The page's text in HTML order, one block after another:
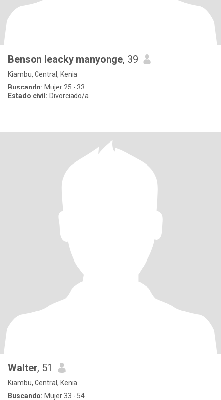
Benson leacky manyonge, 39
Kiambu, Central, Kenia
Buscando: Mujer 25 - 33
Estado civil: Divorciado/a
Walter, 51
Kiambu, Central, Kenia
Buscando: Mujer 33 - 54